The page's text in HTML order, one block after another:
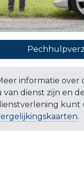
informatie over
van dienst zijn en
kunt
.